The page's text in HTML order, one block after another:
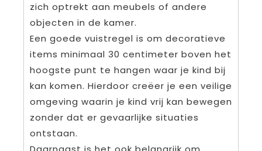
zich optrekt aan meubels of andere
objecten in de kamer.
Een goede vuistregel is om decoratieve
items minimaal 30 centimeter boven het
hoogste punt te hangen waar je kind bij
kan komen. Hierdoor creëer je een veilige
omgeving waarin je kind vrij kan bewegen
zonder dat er gevaarlijke situaties
ontstaan.